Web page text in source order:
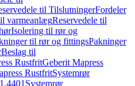
til TilslutningerFordeler
varmeanlægReservedele til
Isolering til rør og
til rør og fittingsPakninger
Beslag til
RustfritGeberit Mapress
RustfritSystemrør
Systemrør